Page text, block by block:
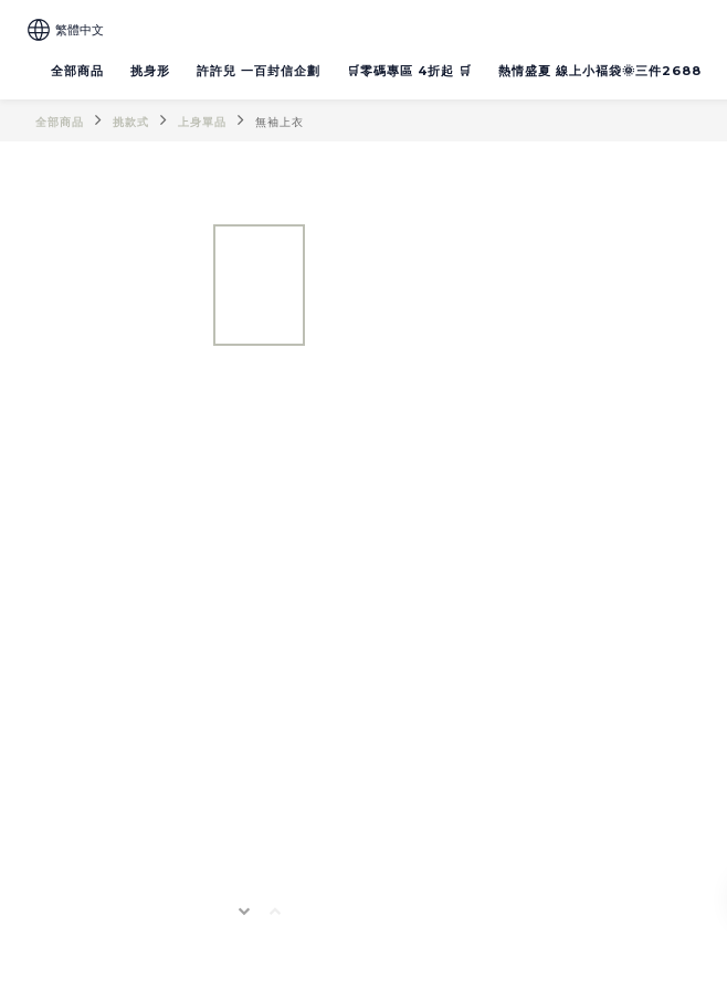
繁體中文
全部商品 挑身形 許許兒 一百封信企劃 🛒零碼專區 4折起 🛒 熱情盛夏 線上小褔袋🌞三件2688
全部商品 挑款式 上身單品 無袖上衣